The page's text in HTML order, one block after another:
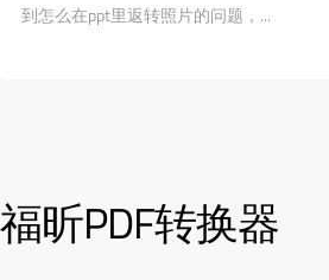
到怎么在ppt里返转照片的问题，...
福昕PDF转换器